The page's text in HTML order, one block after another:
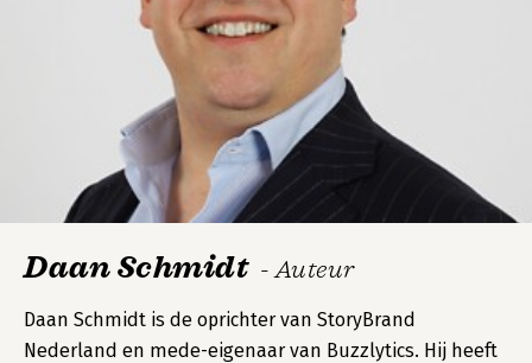
Daan Schmidt - Auteur
Daan Schmidt is de oprichter van StoryBrand
Nederland en mede-eigenaar van Buzzlytics. Hij heeft